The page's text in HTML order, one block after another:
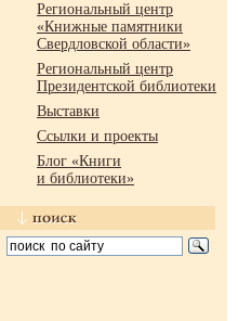
Региональный центр
«Книжные памятники
Свердловской области»
Региональный центр
Президентской библиотеки
Выставки
Ссылки и проекты
Блог «Книги
и библиотеки»